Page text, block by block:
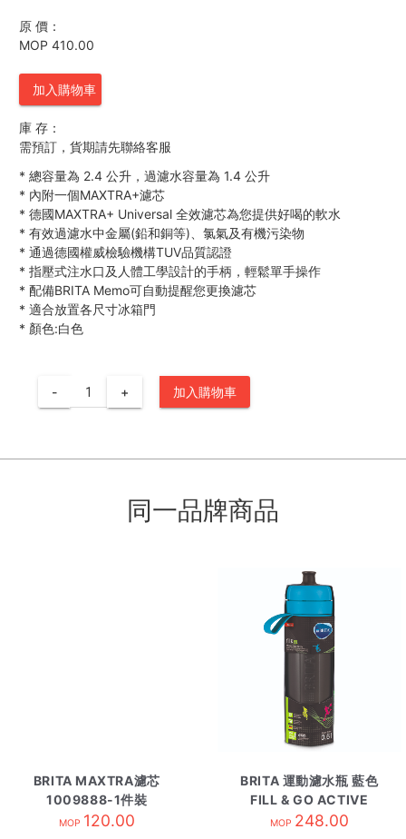
原 價：
MOP 410.00
加入購物車
庫 存：
需預訂，貨期請先聯絡客服
* 總容量為 2.4 公升，過濾水容量為 1.4 公升
* 內附一個MAXTRA+濾芯
* 德國MAXTRA+ Universal 全效濾芯為您提供好喝的軟水
* 有效過濾水中金屬(鉛和銅等)、氯氣及有機污染物
* 通過德國權威檢驗機構TUV品質認證
* 指壓式注水口及人體工學設計的手柄，輕鬆單手操作
* 配備BRITA Memo可自動提醒您更換濾芯
* 適合放置各尺寸冰箱門
* 顏色:白色
- + 加入購物車
同一品牌商品
BRITA MAXTRA濾芯
1009888-1件裝
MOP 120.00
BRITA 運動濾水瓶 藍色
FILL & GO ACTIVE
MOP 248.00